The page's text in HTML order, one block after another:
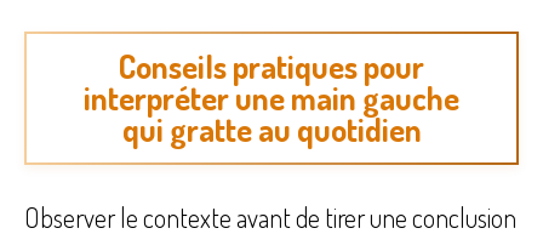
Conseils pratiques pour
interpréter une main gauche
qui gratte au quotidien
Observer le contexte avant de tirer une conclusion